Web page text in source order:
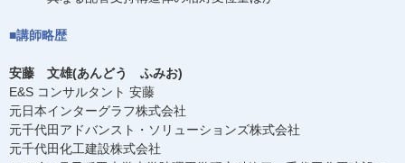
■講師略歴
安藤 文雄(あんどう ふみお)
E&S コンサルタント 安藤
元日本インターグラフ株式会社
元千代田アドバンスト・ソリューションズ株式会社
元千代田化工建設株式会社